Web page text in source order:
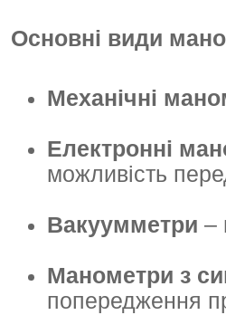
Основні види
Механічні
Електронні
можливість
Вакуумметри –
Манометри з
попередження